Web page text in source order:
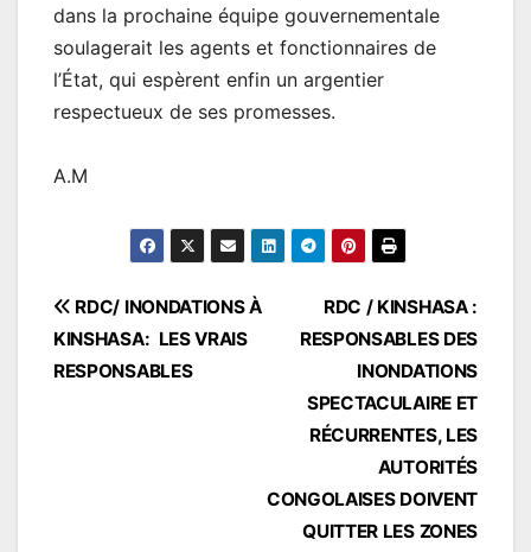
dans la prochaine équipe gouvernementale
soulagerait les agents et fonctionnaires de
l’État, qui espèrent enfin un argentier
respectueux de ses promesses.
A.M
Navigation
de
RDC / KINSHASA :
RESPONSABLES DES
INONDATIONS
SPECTACULAIRE ET
RÉCURRENTES, LES
AUTORITÉS
CONGOLAISES DOIVENT
QUITTER LES ZONES
RDC/ INONDATIONS À
KINSHASA: LES VRAIS
RESPONSABLES